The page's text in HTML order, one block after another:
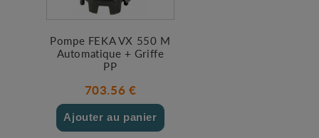
Pompe FEKA VX 550 M
Automatique + Griffe
PP
703.56 €
Ajouter au panier